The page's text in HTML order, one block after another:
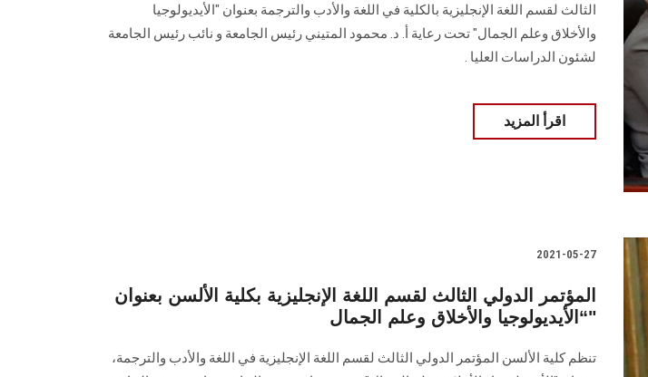
الثالث لقسم اللغة الإنجليزية بالكلية في اللغة والأدب والترجمة بعنوان "الأيديولوجيا
والأخلاق وعلم الجمال" تحت رعاية أ. د. محمود المتيني رئيس الجامعة و نائب رئيس الجامعة
لشئون الدراسات العليا .
اقرأ المزيد
2021-05-27
المؤتمر الدولي الثالث لقسم اللغة الإنجليزية بكلية الألسن بعنوان
“الأيديولوجيا والأخلاق وعلم الجمال"
تنظم كلية الألسن المؤتمر الدولي الثالث لقسم اللغة الإنجليزية في اللغة والأدب والترجمة،